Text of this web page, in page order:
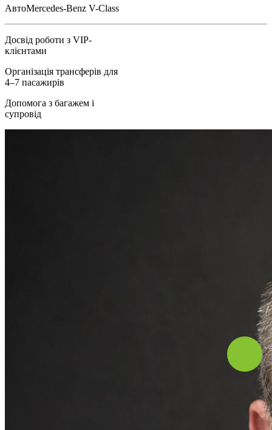
АвтоMercedes-Benz V-Class
Досвід роботи з VIP-
клієнтами
Організація трансферів для
4–7 пасажирів
Допомога з багажем і
супровід